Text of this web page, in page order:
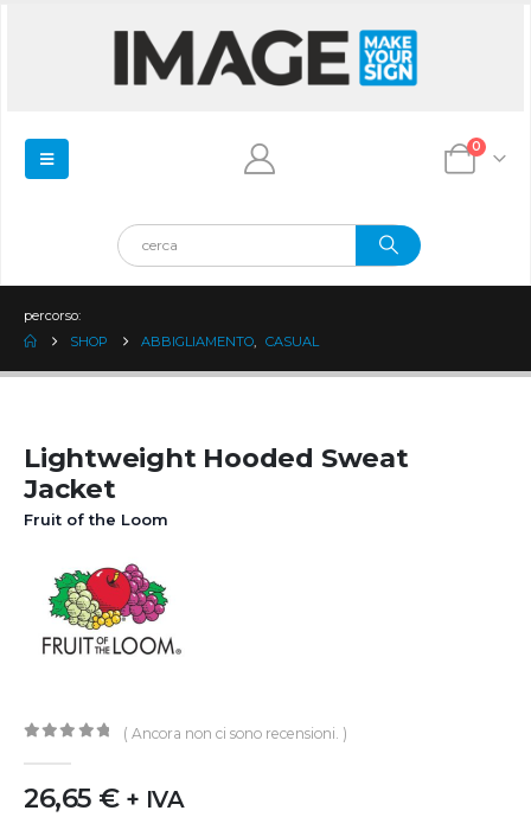
0
percorso:
SHOP
ABBIGLIAMENTO CASUAL
Lightweight Hooded Sweat
Jacket
Fruit of the Loom
( Ancora non ci sono recensioni. )
26,65 € + IVA